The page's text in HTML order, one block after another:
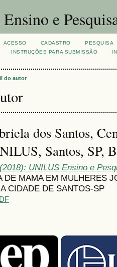
e
ACESSO CADASTRO
PESQUISA
INSTRUÇÕES PARA SUBMISSÃO
do autor
dos Santos,
Santos, SP,
UNILUS Ensino e
DE MAMA EM MULHERES
CIDADE DE SANTOS-SP